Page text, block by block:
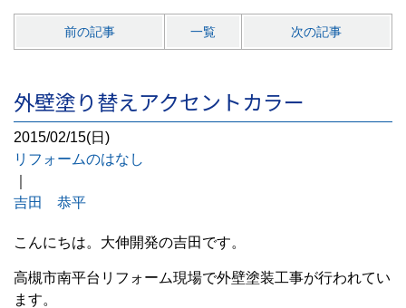
前の記事 一覧 次の記事
外壁塗り替えアクセントカラー
2015/02/15(日)
リフォームのはなし
吉田 恭平
こんにちは。大伸開発の吉田です。
高槻市南平台リフォーム現場で外壁塗装工事が行われてい
ます。